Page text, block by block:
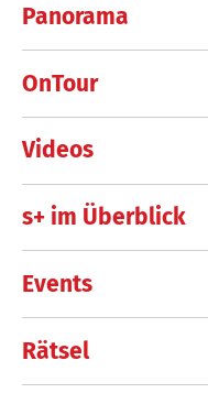
Panorama
OnTour
Videos
s+ im Überblick
Events
Rätsel